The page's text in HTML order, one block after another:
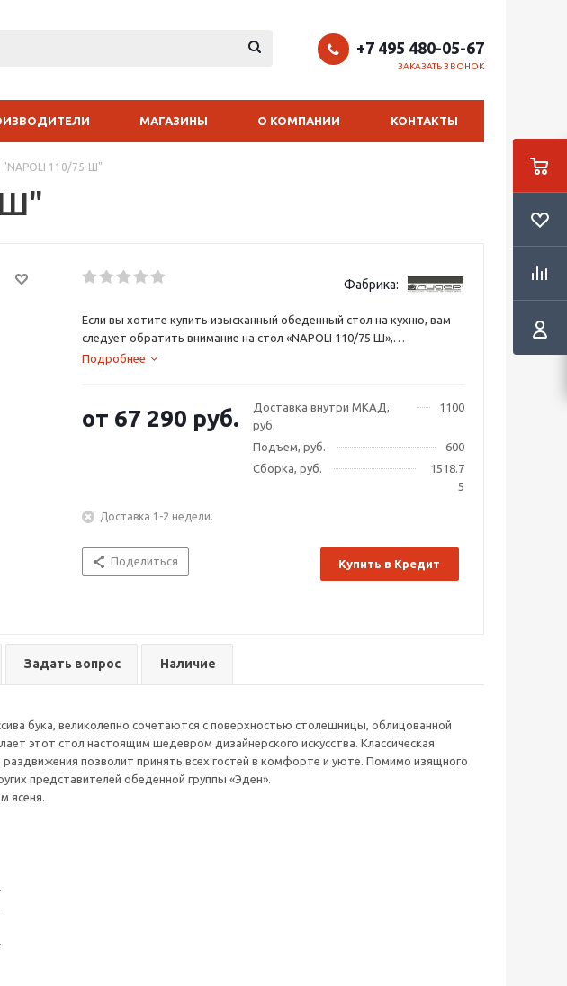
+7 495 480-05-67
ЗАКАЗАТЬ ЗВОНОК
МАГАЗИНЫ О КОМПАНИИ КОНТАКТЫ
"NAPOLI 110/75-Ш"
Ш"
Фабрика:
Если вы хотите купить изысканный обеденный стол на кухню, вам
следует обратить внимание на стол «NAPOLI 110/75 Ш»,
выполненный в лучших традициях классического стиля.
Подробнее
Доставка внутри МКАД,
руб.
1100
Подъем, руб.
600
Сборка, руб.
1518.7
5
от 67 290 руб.
Доставка 1-2 недели.
Поделиться Купить в Кредит
Задать вопрос Наличие
бука, великолепно сочетаются с поверхностью столешницы, облицованной
этот стол настоящим шедевром дизайнерского искусства. Классическая
позволит принять всех гостей в комфорте и уюте. Помимо изящного
представителей обеденной группы «Эден».
ясеня.